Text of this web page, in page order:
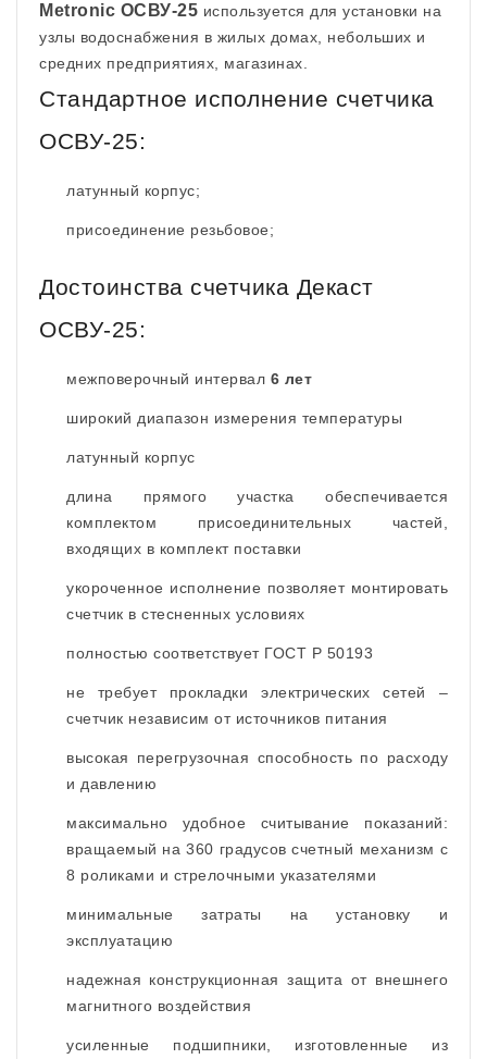
Metronic ОСВУ-25 используется для установки на
узлы водоснабжения в жилых домах, небольших и
средних предприятиях, магазинах.
Стандартное исполнение счетчика
ОСВУ-25:
латунный корпус;
присоединение резьбовое;
Достоинства счетчика Декаст
ОСВУ-25:
межповерочный интервал 6 лет
широкий диапазон измерения температуры
латунный корпус
длина прямого участка обеспечивается
комплектом присоединительных частей,
входящих в комплект поставки
укороченное исполнение позволяет монтировать
счетчик в стесненных условиях
полностью соответствует ГОСТ Р 50193
не требует прокладки электрических сетей –
счетчик независим от источников питания
высокая перегрузочная способность по расходу
и давлению
максимально удобное считывание показаний:
вращаемый на 360 градусов счетный механизм с
8 роликами и стрелочными указателями
минимальные затраты на установку и
эксплуатацию
надежная конструкционная защита от внешнего
магнитного воздействия
усиленные подшипники, изготовленные из